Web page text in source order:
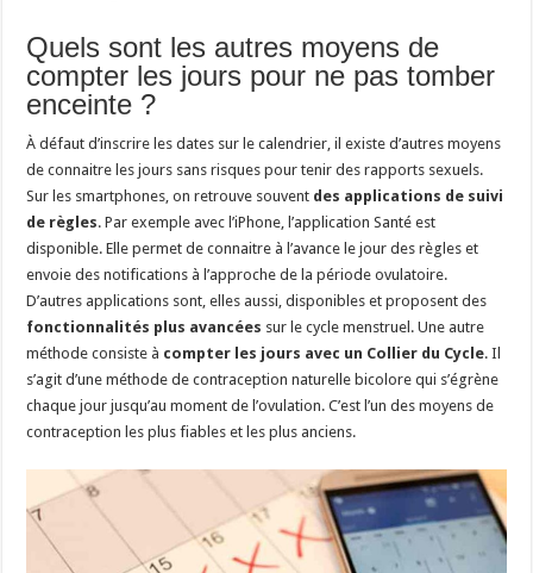
Quels sont les autres moyens de
compter les jours pour ne pas tomber
enceinte ?
À défaut d’inscrire les dates sur le calendrier, il existe d’autres moyens
de connaitre les jours sans risques pour tenir des rapports sexuels.
Sur les smartphones, on retrouve souvent des applications de suivi
de règles. Par exemple avec l’iPhone, l’application Santé est
disponible. Elle permet de connaitre à l’avance le jour des règles et
envoie des notifications à l’approche de la période ovulatoire.
D’autres applications sont, elles aussi, disponibles et proposent des
fonctionnalités plus avancées sur le cycle menstruel. Une autre
méthode consiste à compter les jours avec un Collier du Cycle. Il
s’agit d’une méthode de contraception naturelle bicolore qui s’égrène
chaque jour jusqu’au moment de l’ovulation. C’est l’un des moyens de
contraception les plus fiables et les plus anciens.